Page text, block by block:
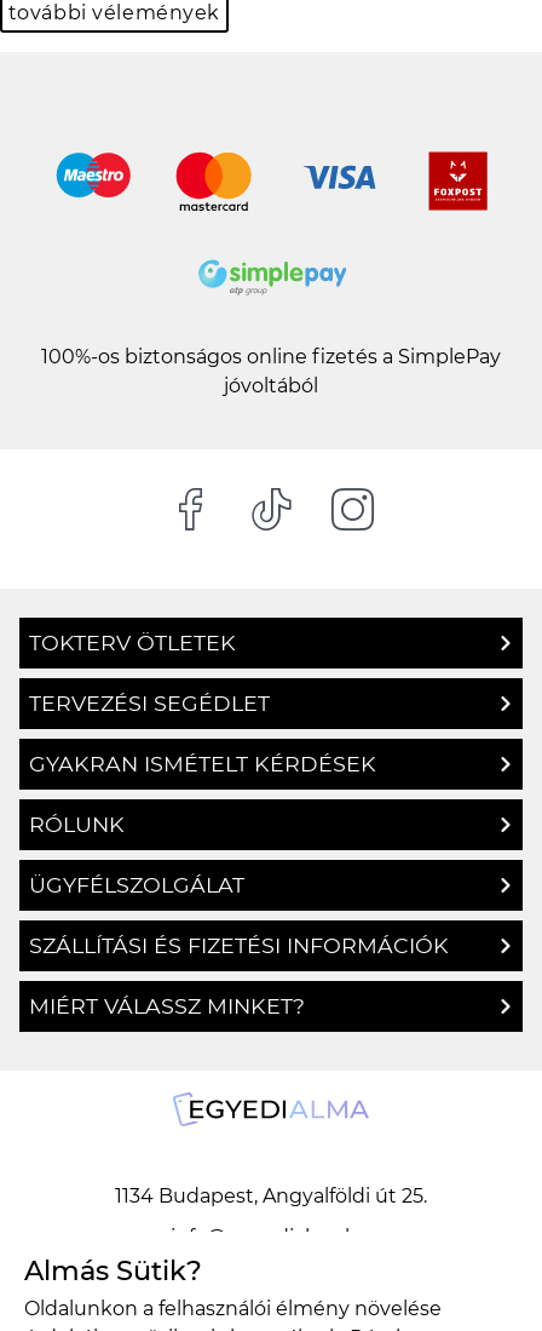
további vélemények
100%-os biztonságos online fizetés a SimplePay
jóvoltából
TOKTERV ÖTLETEK
TERVEZÉSI SEGÉDLET
GYAKRAN ISMÉTELT KÉRDÉSEK
RÓLUNK
ÜGYFÉLSZOLGÁLAT
SZÁLLÍTÁSI ÉS FIZETÉSI INFORMÁCIÓK
MIÉRT VÁLASSZ MINKET?
1134 Budapest, Angyalföldi út 25.
info@egyedialma.hu
1134 Budapest, Angyalföldi út 25.
Almás Sütik?
Oldalunkon a felhasználói élmény növelése